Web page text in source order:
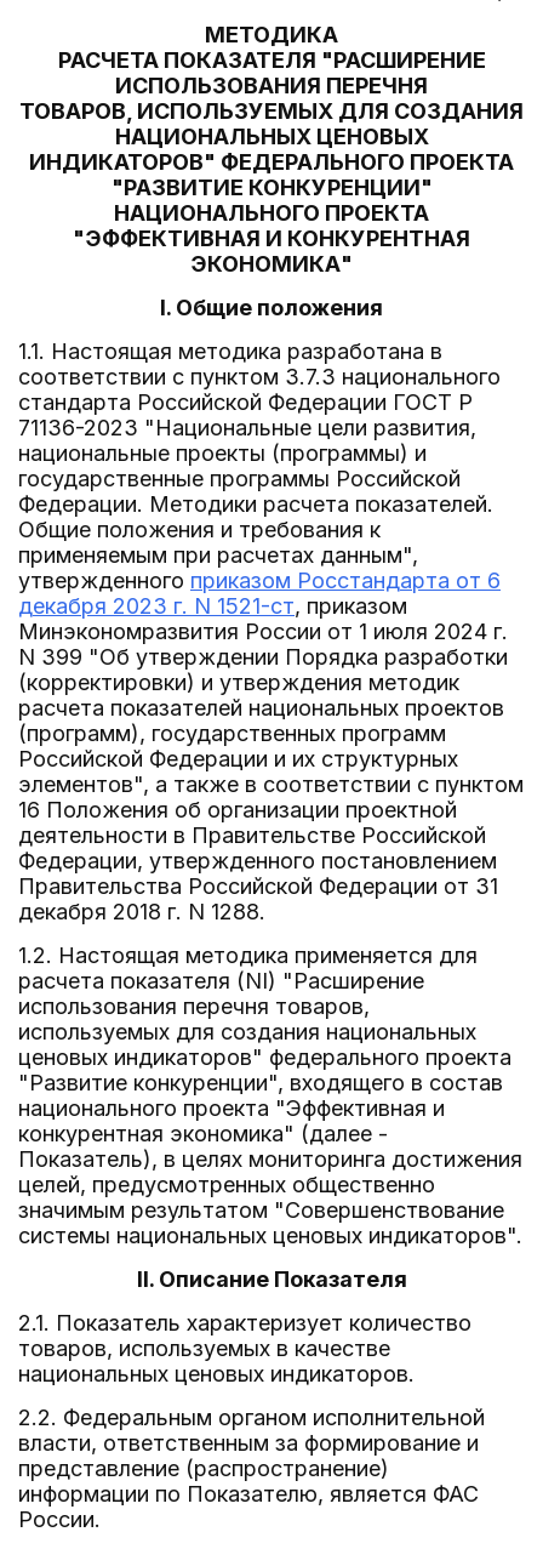
МЕТОДИКА
РАСЧЕТА ПОКАЗАТЕЛЯ "РАСШИРЕНИЕ
ИСПОЛЬЗОВАНИЯ ПЕРЕЧНЯ
ТОВАРОВ, ИСПОЛЬЗУЕМЫХ ДЛЯ СОЗДАНИЯ
НАЦИОНАЛЬНЫХ ЦЕНОВЫХ
ИНДИКАТОРОВ" ФЕДЕРАЛЬНОГО ПРОЕКТА
"РАЗВИТИЕ КОНКУРЕНЦИИ"
НАЦИОНАЛЬНОГО ПРОЕКТА
"ЭФФЕКТИВНАЯ И КОНКУРЕНТНАЯ
ЭКОНОМИКА"
I. Общие положения
1.1. Настоящая методика разработана в
соответствии с пунктом 3.7.3 национального
стандарта Российской Федерации ГОСТ Р
71136-2023 "Национальные цели развития,
национальные проекты (программы) и
государственные программы Российской
Федерации. Методики расчета показателей.
Общие положения и требования к
применяемым при расчетах данным",
утвержденного приказом Росстандарта от 6
декабря 2023 г. N 1521-ст, приказом
Минэкономразвития России от 1 июля 2024 г.
N 399 "Об утверждении Порядка разработки
(корректировки) и утверждения методик
расчета показателей национальных проектов
(программ), государственных программ
Российской Федерации и их структурных
элементов", а также в соответствии с пунктом
16 Положения об организации проектной
деятельности в Правительстве Российской
Федерации, утвержденного постановлением
Правительства Российской Федерации от 31
декабря 2018 г. N 1288.
1.2. Настоящая методика применяется для
расчета показателя (NI) "Расширение
использования перечня товаров,
используемых для создания национальных
ценовых индикаторов" федерального проекта
"Развитие конкуренции", входящего в состав
национального проекта "Эффективная и
конкурентная экономика" (далее -
Показатель), в целях мониторинга достижения
целей, предусмотренных общественно
значимым результатом "Совершенствование
системы национальных ценовых индикаторов".
II. Описание Показателя
2.1. Показатель характеризует количество
товаров, используемых в качестве
национальных ценовых индикаторов.
2.2. Федеральным органом исполнительной
власти, ответственным за формирование и
представление (распространение)
информации по Показателю, является ФАС
России.